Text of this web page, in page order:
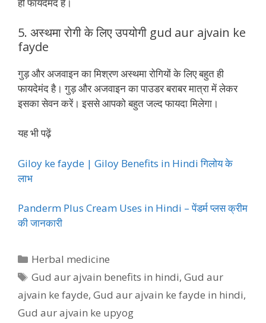
ही फायदेमंद है।
5. अस्थमा रोगी के लिए उपयोगी gud aur ajvain ke
fayde
गुड़ और अजवाइन का मिश्रण अस्थमा रोगियों के लिए बहुत ही
फायदेमंद है। गुड़ और अजवाइन का पाउडर बराबर मात्रा में लेकर
इसका सेवन करें। इससे आपको बहुत जल्द फायदा मिलेगा।
यह भी पढ़ें
Giloy ke fayde | Giloy Benefits in Hindi गिलोय के
लाभ
Panderm Plus Cream Uses in Hindi – पेंडर्म प्लस क्रीम
की जानकारी
Categories
Herbal medicine
Tags
Gud aur ajvain benefits in hindi,Gud aur
ajvain ke fayde, Gud aur ajvain ke fayde in hindi,
Gud aur ajvain ke upyog